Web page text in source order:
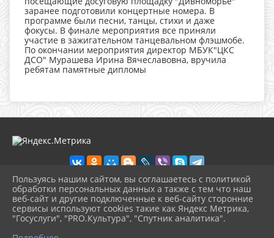
заранее подготовили концертные номера. В
программе были песни, танцы, стихи и даже
фокусы. В финале мероприятия все приняли
участие в зажигательном танцевальном флэшмобе.
По окончании мероприятия директор МБУК"ЦКС
ДСО" Мурашева Ирина Вячеславовна, вручила
ребятам памятные дипломы
2026 г. dkdiv.gelendzhik-kult.ru
Вход
Карта сайта
Политика обработки персональных данных
Пользуясь нашим сайтом, вы соглашаетесь с политикой
обработки персональных данных а также с тем что наш
веб-сайт и другие подключенные к веб-сайту сторонние
сервисы используют cookies такие как Яндекс Метрика,
"Госуслуги", "PRO.Культура", "Спутник аналитика".